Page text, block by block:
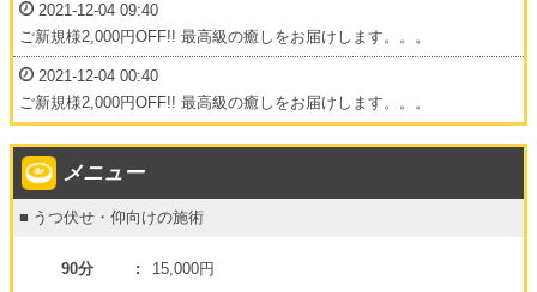
2021-12-04 09:40
ご新規様2,000円OFF!! 最高級の癒しをお届けします。。。
2021-12-04 00:40
ご新規様2,000円OFF!! 最高級の癒しをお届けします。。。
メニュー
うつ伏せ・仰向けの施術
90分 15,000円